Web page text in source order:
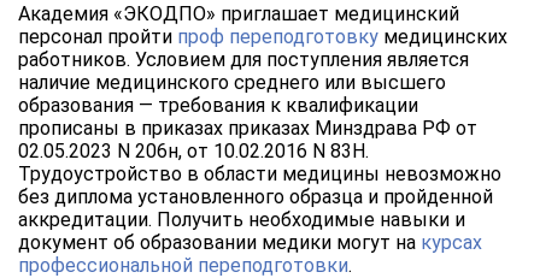
Академия «ЭКОДПО» приглашает медицинский
персонал пройти проф переподготовку медицинских
работников. Условием для поступления является
наличие медицинского среднего или высшего
образования — требования к квалификации
прописаны в приказах приказах Минздрава РФ от
02.05.2023 N 206н, от 10.02.2016 N 83Н.
Трудоустройство в области медицины невозможно
без диплома установленного образца и пройденной
аккредитации. Получить необходимые навыки и
документ об образовании медики могут на курсах
профессиональной переподготовки.